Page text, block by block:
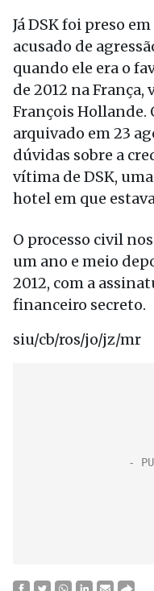
Já DSK foi preso
acusado de
quando ele era o
de 2012 na
François Hollande.
arquivado em 23
dúvidas sobre a
vítima de DSK,
hotel em que
O processo civil
um ano e meio
2012, com a
financeiro secreto.
siu/cb/ros/jo/jz/mr